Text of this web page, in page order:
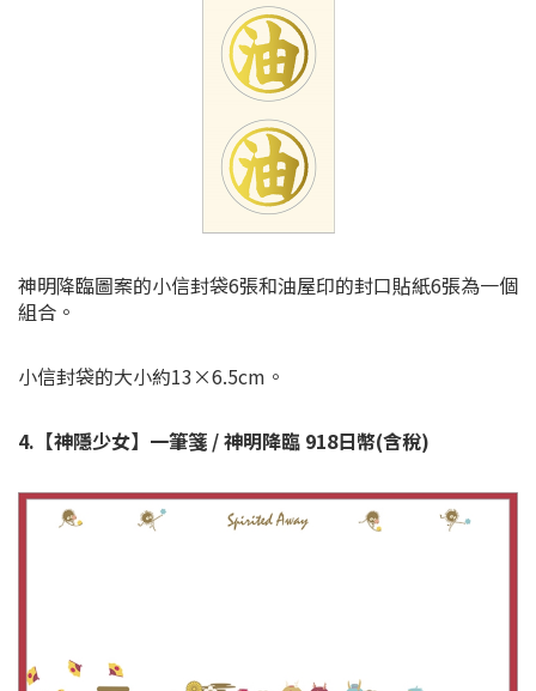
神明降臨圖案的小信封袋6張和油屋印的封口貼紙6張為一個
組合。
小信封袋的大小約13×6.5cm。
4.【神隱少女】一筆箋 / 神明降臨 918日幣(含稅)